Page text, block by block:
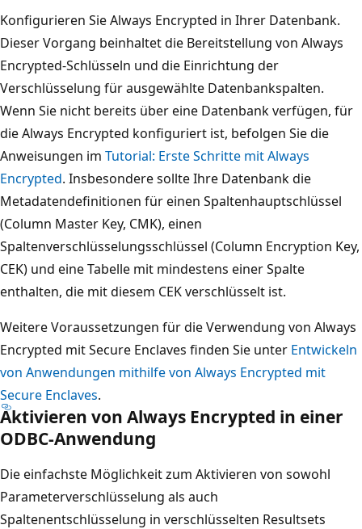
Konfigurieren Sie Always Encrypted in Ihrer Datenbank.
Dieser Vorgang beinhaltet die Bereitstellung von Always
Encrypted-Schlüsseln und die Einrichtung der
Verschlüsselung für ausgewählte Datenbankspalten.
Wenn Sie nicht bereits über eine Datenbank verfügen, für
die Always Encrypted konfiguriert ist, befolgen Sie die
Anweisungen im Tutorial: Erste Schritte mit Always
Encrypted. Insbesondere sollte Ihre Datenbank die
Metadatendefinitionen für einen Spaltenhauptschlüssel
(Column Master Key, CMK), einen
Spaltenverschlüsselungsschlüssel (Column Encryption Key,
CEK) und eine Tabelle mit mindestens einer Spalte
enthalten, die mit diesem CEK verschlüsselt ist.
Weitere Voraussetzungen für die Verwendung von Always
Encrypted mit Secure Enclaves finden Sie unter Entwickeln
von Anwendungen mithilfe von Always Encrypted mit
Secure Enclaves.
Aktivieren von Always Encrypted in einer
ODBC-Anwendung
Die einfachste Möglichkeit zum Aktivieren von sowohl
Parameterverschlüsselung als auch
Spaltenentschlüsselung in verschlüsselten Resultsets